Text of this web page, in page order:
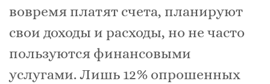
вовремя платят счета, планируют
свои доходы и расходы, но не часто
пользуются финансовыми
услугами. Лишь 12% опрошенных